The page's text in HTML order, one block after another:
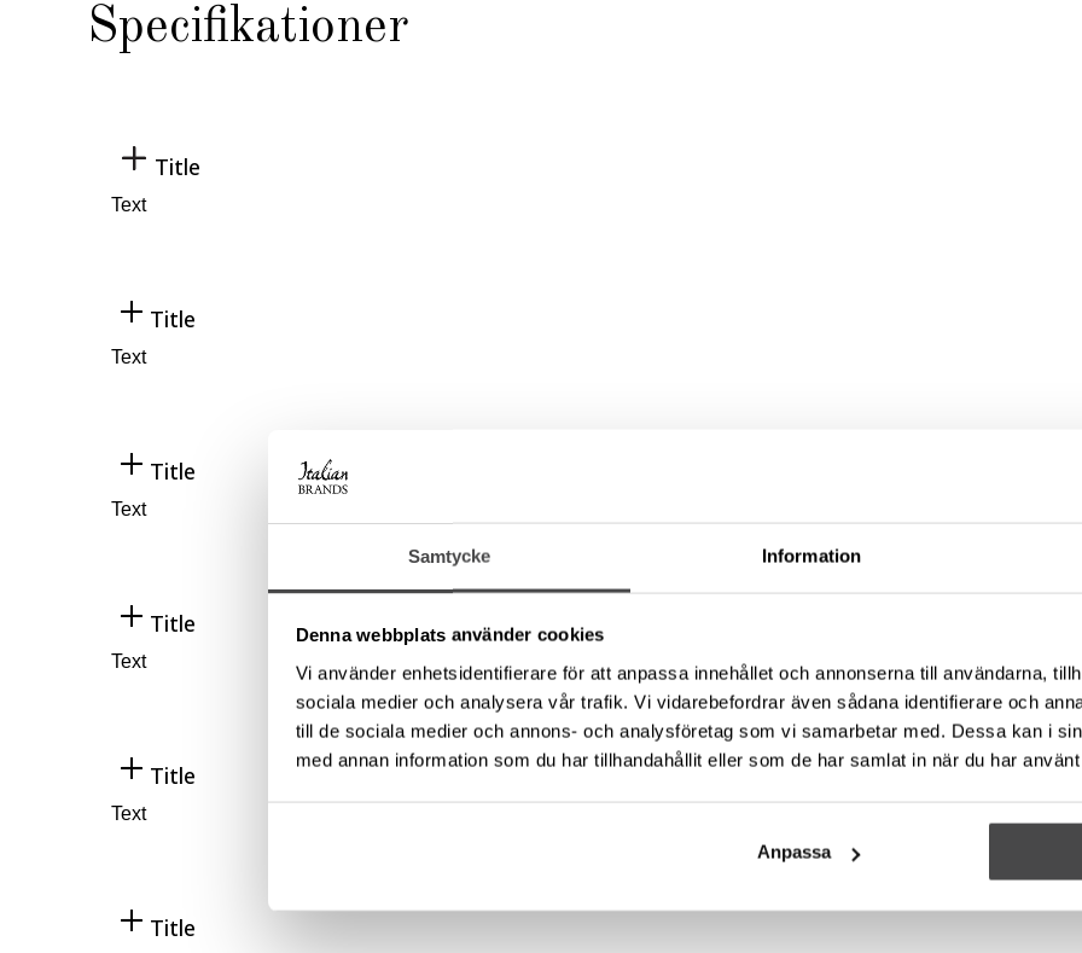
Samtycke Information
Denna webbplats använder cookies
Vi använder enhetsidentifierare för att anpassa innehållet och annonserna till användarna,
sociala medier och analysera vår trafik. Vi vidarebefordrar även sådana identifierare och
till de sociala medier och annons- och analysföretag som vi samarbetar med. Dessa kan i
med annan information som du har tillhandahållit eller som de har samlat in när du har
Anpassa
Specifikationer
Title
Text
Title
Text
Title
Text
Title
Text
Title
Text
Title